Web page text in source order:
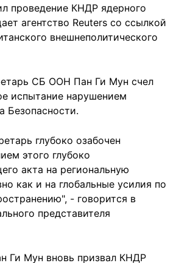
проведение КНДР ядерного
агентство Reuters со ссылкой
внешнеполитического
СБ ООН Пан Ги Мун счел
испытание нарушением
Безопасности.
глубоко озабочен
этого глубоко
акта на региональную
как и на глобальные усилия по
- говорится в
представителя
Ги Мун вновь призвал КНДР